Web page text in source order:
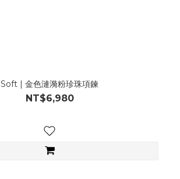
Soft | 金色漣漪粉珍珠項鍊
NT$6,980